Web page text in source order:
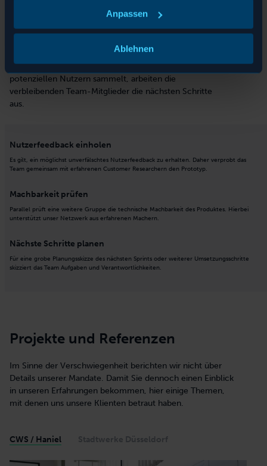
Anpassen
Ablehnen
Tag 5: Markttest und nächste
Schritte
Zum Ende des Sprints teilt sich das Team in zwei
Gruppen auf: Während der eine Teil Feedback von
potenziellen Nutzern sammelt, arbeiten die
verbleibenden Team-Mitglieder die nächsten Schritte
aus.
Nutzerfeedback einholen
Es gilt, ein möglichst unverfälschtes Nutzerfeedback zu erhalten. Daher verprobt das
Team gemeinsam mit erfahrenen Customer Researchern den Prototyp.
Machbarkeit prüfen
Parallel prüft eine weitere Gruppe die technische Machbarkeit des Produktes. Hierbei
unterstützt unser Netzwerk aus erfahrenen Machern.
Nächste Schritte planen
Für eine grobe Planungsskizze des nächsten Sprints oder weiterer Umsetzungsschritte
skizziert das Team Aufgaben und Verantwortlichkeiten.
Projekte und Referenzen
Im Sinne der Verschwiegenheit berichten wir nicht über
Details unserer Mandate. Damit Sie dennoch einen Einblick
in unseren Erfahrungen bekommen, hier einige Themen,
mit denen uns unsere Klienten betraut haben.
CWS / Haniel Stadtwerke Düsseldorf